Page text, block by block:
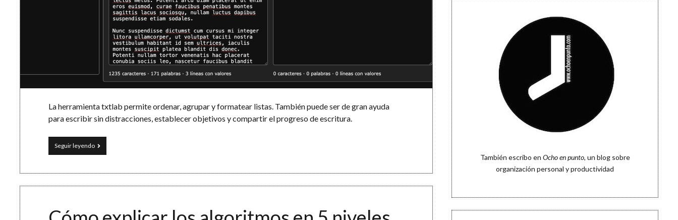
La herramienta txtlab permite ordenar, agrupar y formatear listas. También puede ser de gran ayuda
para escribir sin distracciones, establecer objetivos y compartir el progreso de escritura.
Seguir leyendoUn
laboratorio
texto
escribir
También escribo en Ocho en punto, un blog sobre
organización personal y productividad